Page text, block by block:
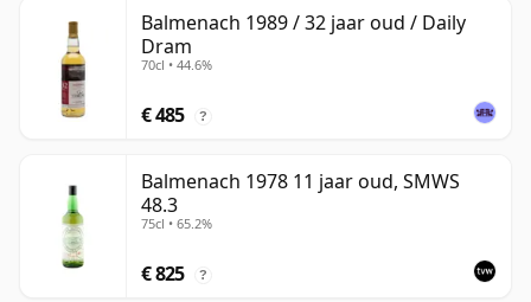
Balmenach 1989 / 32 jaar oud / Daily
Dram
70cl • 44.6%
€ 485 ?
Balmenach 1978 11 jaar oud, SMWS
48.3
75cl • 65.2%
€ 825 ?